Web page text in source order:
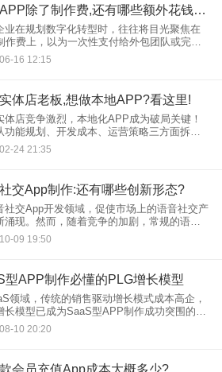
开发APP除了制作费,还有哪些额外花钱项目?
业在规划数字化转型时，往往将目光聚焦在
作费上，以为一次性支付给外包团队或完成
发后就万事大吉。然而，开发APP只是万里
第一步。就像买车不仅需要付车款，还需要
16 12:15
体店老板,想做本地APP?看这里!
体店竞争激烈，本地化APP成为破局关键！
功能规划、开发成本、运营策略三方面拆
合深圳本地成功案例，教你低成本打造高转
24 21:35
交App制作:还有哪些创新形态?
社交App开发领域，促使市场上的语音社交产
涌现。然而，随着竞争的加剧，常规的语音
式已难以满足用户日益多样化的需求。那
语音社交App制作方面，还有哪些创新形态值
09 19:50
型APP制作必懂的PLG增长模型
领域，传统的销售驱动增长模式成本高企，
长模型已成为SaaS型APP制作成功突围的关
。它不仅仅是获客策略，更是以产品为核心
的增长哲学。 PLG对SaaS型AP
10 20:20
会员充值App成本大概多少?